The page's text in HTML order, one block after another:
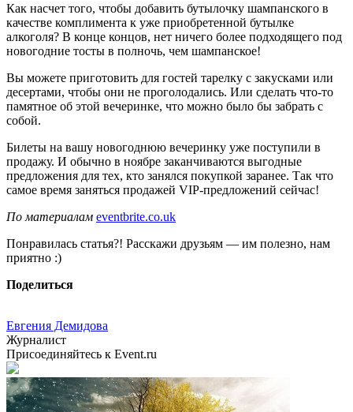
Как насчет того, чтобы добавить бутылочку шампанского в
качестве комплимента к уже приобретенной бутылке
алкоголя? В конце концов, нет ничего более подходящего под
новогодние тосты в полночь, чем шампанское!
Вы можете приготовить для гостей тарелку с закусками или
десертами, чтобы они не проголодались. Или сделать что-то
памятное об этой вечеринке, что можно было бы забрать с
собой.
Билеты на вашу новогоднюю вечеринку уже поступили в
продажу. И обычно в ноябре заканчиваются выгодные
предложения для тех, кто занялся покупкой заранее. Так что
самое время заняться продажей VIP-предложений сейчас!
По материалам eventbrite.co.uk
Понравилась статья?! Расскажи друзьям — им полезно, нам
приятно :)
Поделиться
Евгения Демидова
Журналист
Присоединяйтесь к Event.ru